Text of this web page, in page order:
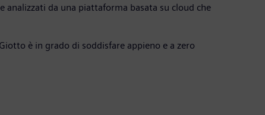
da una piattaforma basata su cloud che
è in grado di soddisfare appieno e a zero